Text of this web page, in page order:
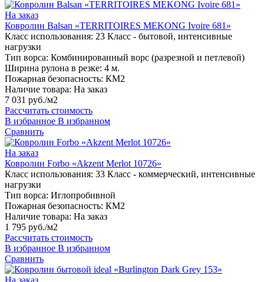
На заказ
Ковролин Balsan «TERRITOIRES MEKONG Ivoire 681»
Класс использования: 23 Класс - бытовой, интенсивные
нагрузки
Тип ворса: Комбинированный ворс (разрезной и петлевой)
Ширина рулона в резке: 4 м.
Пожарная безопасность: КМ2
Наличие товара: На заказ
7 031 руб./м2
Рассчитать стоимость
В избранное В избранном
Сравнить
На заказ
Ковролин Forbo «Akzent Merlot 10726»
Класс использования: 33 Класс - коммерческий, интенсивные
нагрузки
Тип ворса: Иглопробивной
Пожарная безопасность: КМ2
Наличие товара: На заказ
1 795 руб./м2
Рассчитать стоимость
В избранное В избранном
Сравнить
На заказ